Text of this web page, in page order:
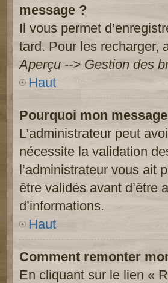
message ?
Il vous permet
tard. Pour les recharger,
Aperçu --> Gestion des
Haut
Pourquoi mon
L’administrateur peut
nécessite la validation
l’administrateur vous ait
être validés avant d’être
d’informations.
Haut
Comment remonter
En cliquant sur le lien «